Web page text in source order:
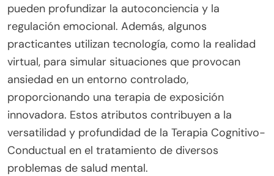
pueden profundizar la autoconciencia y la
regulación emocional. Además, algunos
practicantes utilizan tecnología, como la realidad
virtual, para simular situaciones que provocan
ansiedad en un entorno controlado,
proporcionando una terapia de exposición
innovadora. Estos atributos contribuyen a la
versatilidad y profundidad de la Terapia Cognitivo-
Conductual en el tratamiento de diversos
problemas de salud mental.